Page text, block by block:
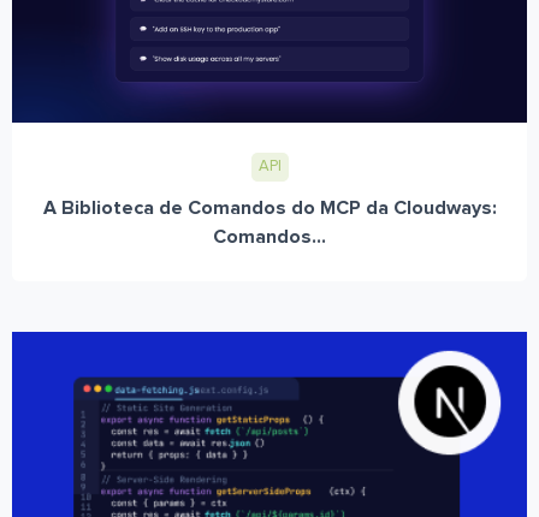
API
A Biblioteca de Comandos do MCP da Cloudways:
Comandos...